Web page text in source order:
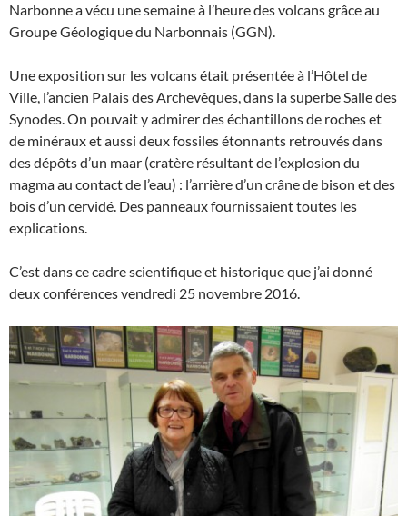
Narbonne a vécu une semaine à l’heure des volcans grâce au
Groupe Géologique du Narbonnais (GGN).
Une exposition sur les volcans était présentée à l’Hôtel de
Ville, l’ancien Palais des Archevêques, dans la superbe Salle des
Synodes. On pouvait y admirer des échantillons de roches et
de minéraux et aussi deux fossiles étonnants retrouvés dans
des dépôts d’un maar (cratère résultant de l’explosion du
magma au contact de l’eau) : l’arrière d’un crâne de bison et des
bois d’un cervidé. Des panneaux fournissaient toutes les
explications.
C’est dans ce cadre scientifique et historique que j’ai donné
deux conférences vendredi 25 novembre 2016.